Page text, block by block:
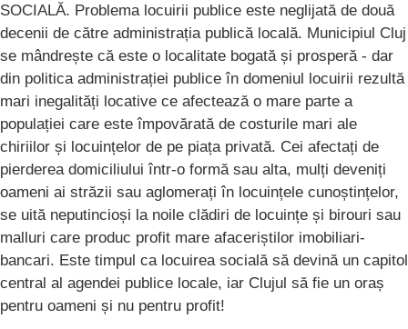
SOCIALĂ. Problema locuirii publice este neglijată de două
decenii de către administrația publică locală. Municipiul Cluj
se mândrește că este o localitate bogată și prosperă - dar
din politica administrației publice în domeniul locuirii rezultă
mari inegalități locative ce afectează o mare parte a
populației care este împovărată de costurile mari ale
chiriilor și locuințelor de pe piața privată. Cei afectați de
pierderea domiciliului într-o formă sau alta, mulți deveniți
oameni ai străzii sau aglomerați în locuințele cunoștințelor,
se uită neputincioși la noile clădiri de locuințe și birouri sau
malluri care produc profit mare afaceriștilor imobiliari-
bancari. Este timpul ca locuirea socială să devină un capitol
central al agendei publice locale, iar Clujul să fie un oraș
pentru oameni și nu pentru profit!